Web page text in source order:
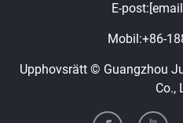
E-post:
Mobil:+86-
Upphovsrätt © Guangzhou
Co.,